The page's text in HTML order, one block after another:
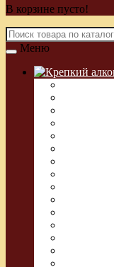
В корзине пусто!
Меню